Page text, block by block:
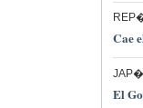
Cae
El